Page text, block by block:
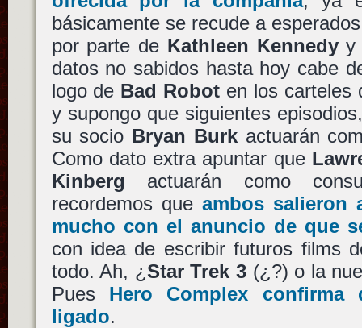
básicamente se recude a
por parte de Kathleen Kennedy
datos no sabidos hasta hoy cabe
logo de Bad Robot en los carteles
y supongo que siguientes
su socio Bryan Burkactuarán
Como dato extra apuntar que
Kinberg actuarán como
recordemos que ambos salieron
mucho con el anuncio de que
con idea de escribir futuros films
todo. Ah, ¿ Star Trek 3(¿?) o la
Pues Hero Complex confirma
ligado.